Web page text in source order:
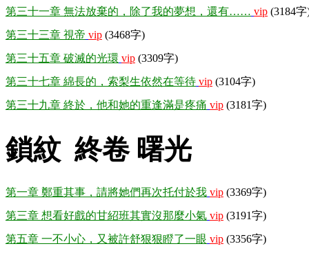
第三十一章 無法放棄的，除了我的夢想，還有…… vip (3184字
第三十三章 視帝 vip (3468字)
第三十五章 破滅的光環 vip (3309字)
第三十七章 綿長的，索梨生依然在等待 vip (3104字)
第三十九章 終於，他和她的重逢滿是疼痛 vip (3181字)
鎖紋 終卷 曙光
第一章 鄭重其事，請將她們再次托付於我 vip (3369字)
第三章 想看好戲的甘紹班其實沒那麼小氣 vip (3191字)
第五章 一不小心，又被許舒狠狠瞪了一眼 vip (3356字)